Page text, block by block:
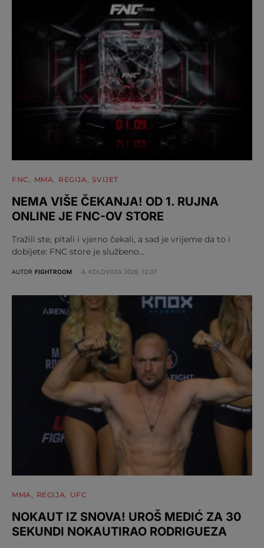
FNC MMA REGIJA SVIJET
NEMA VIŠE ČEKANJA! OD 1. RUJNA
ONLINE JE FNC-OV STORE
Tražili ste, pitali i vjerno čekali, a sad je vrijeme da to i
dobijete: FNC store je službeno…
AUTOR FIGHTROOM 4. KOLOVOZA 2026. 12:07
MMA REGIJA UFC
NOKAUT IZ SNOVA! UROŠ MEDIĆ ZA 30
SEKUNDI NOKAUTIRAO RODRIGUEZA